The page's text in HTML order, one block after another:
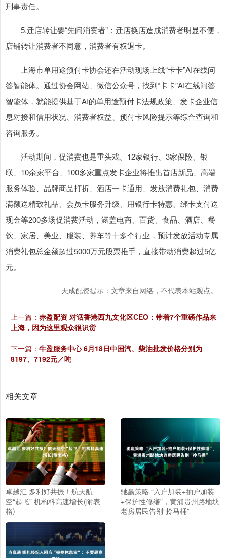
刑事责任。
5.迁店转让要“先问消费者”：迁店换店造成消费者明显不便，
店铺转让消费者不同意，消费者有权退卡。
上海市单用途预付卡协会还在活动现场上线“卡卡”AI在线问
答智能体。通过协会网站、微信公众号，找到“卡卡”AI在线问答
智能体，就能提供基于AI的单用途预付卡法规政策、发卡企业信
息对接和信用状况、消费者权益、预付卡风险提示等综合查询和
咨询服务。
活动期间，促消费也是重头戏。12家银行、3家保险、银
联、10余家平台、100多家重点发卡企业将推出首店新品、高端
服务体验、品牌商品打折、酒店一卡通用、发放消费礼包、消费
满额送精致礼品、会员卡服务升级、用银行卡特惠、绑卡支付送
现金等200多场促消费活动，涵盖电商、百货、食品、酒店、餐
饮、家居、美业、服装、养车等十多个行业，预计发放活动专属
消费礼包总金额超过5000万元股票推手，直接带动消费超过5亿
元。
天成配资提示：文章来自网络，不代表本站观点。
上一篇： 赤盈配资 对话香港西九文化区CEO：带着7个重磅作品来
上海，因为这里观众很识货
下一篇： 牛盈服务中心 6月18日中国汽、柴油批发价格分别为
8197、7192元／吨
相关文章
卓越汇 多利好共振！航天航
空“起飞” 机构料高速增长(附表
格)
驰赢策略 “入户加装+抽户加装
+保护性修缮”，黄浦贵州路地块
老房居民告别“拎马桶”